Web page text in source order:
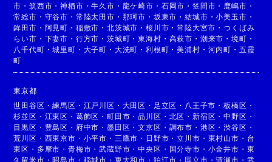
市 ・筑西市 ・神栖市 ・牛久市 ・ 龍ケ崎市 ・ 石岡市 ・ 笠間市 ・ 鹿嶋市 ・
常総市 ・ 守谷市 ・ 常陸太田市 ・ 那珂市 ・ 坂東市 ・結城市 ・小美玉市 ・
鉾田市 ・ 阿見町 ・ 稲敷市 ・北茨城市 ・桜川市 ・常陸大宮市 ・つくばみ
らい市 ・ 下妻市 ・ 行方市 ・茨城町 ・東海村 ・ 高萩市 ・ 潮来市 ・ 境町 ・
八千代町 ・城里町 ・ 大子町 ・ 大洗町 ・利根町 ・美浦村 ・ 河内町 ・ 五霞
町
東京都
世田谷区 ・練馬区 ・ 江戸川区 ・ 大田区 ・ 足立区 ・ 八王子市 ・板橋区 ・
杉並区 ・ 江東区 ・ 葛飾区 ・町田市 ・品川区 ・ 北区 ・ 新宿区 ・中野区 ・
目黒区 ・ 豊島区 ・ 府中市 ・墨田区 ・文京区 ・ 調布市 ・ 港区 ・渋谷区 ・
荒川区 ・ 西東京市 ・ 小平市 ・ 三鷹市 ・ 日野市 ・立川市 ・ 東村山市 ・ 台
東区 ・ 多摩市 ・青梅市 ・武蔵野市 ・中央区 ・ 国分寺市 ・ 小金井市 ・ 東
久留米市 ・昭島市 ・ 稲城市 ・ 東大和市 ・ 狛江市 ・ 国立市 ・清瀬市 ・ 武